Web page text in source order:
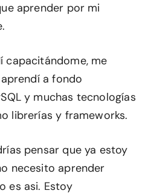
aprender por mi
capacitándome, me
aprendí a fondo
y muchas tecnologías
librerías y frameworks.
pensar que ya estoy
necesito aprender
es asi. Estoy